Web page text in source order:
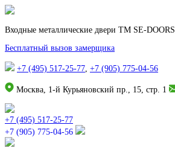
Входные металлические двери TM SE-DOORS
Бесплатный вызов замерщика
+7 (495) 517-25-77, +7 (905) 775-04-56
Москва, 1-й Курьяновский пр., 15, стр. 1
+7 (495) 517-25-77
+7 (905) 775-04-56